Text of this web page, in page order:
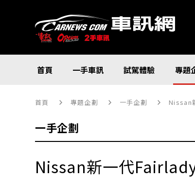
首頁 一手車訊 試駕體驗 專題
首頁 專題企劃 一手企劃 Nissan
一手企劃
Nissan新一代